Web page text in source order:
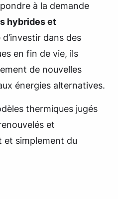
à la demande
hybrides et
dans des
en fin de vie, ils
de nouvelles
énergies alternatives.
thermiques jugés
et
et simplement du